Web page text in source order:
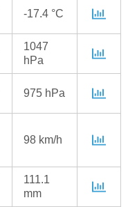
-17.4 °C
1047
hPa
975 hPa
98 km/h
111.1
mm